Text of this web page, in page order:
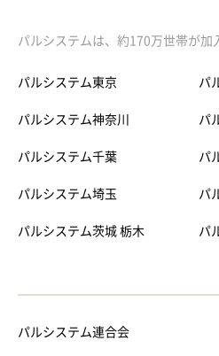
パルシステムは、約170万世帯が加
パルシステム東京
パルシステム神奈川
パルシステム千葉
パルシステム埼玉
パルシステム茨城 栃木
パ
パ
パ
パ
パ
パルシステム連合会